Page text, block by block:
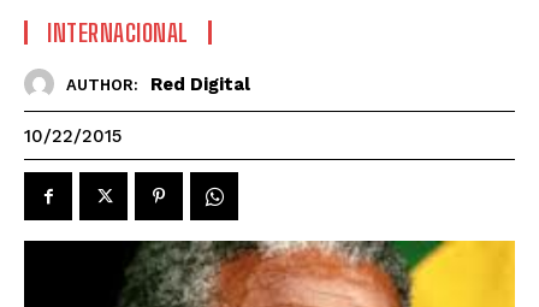
INTERNACIONAL
AUTHOR: Red Digital
10/22/2015